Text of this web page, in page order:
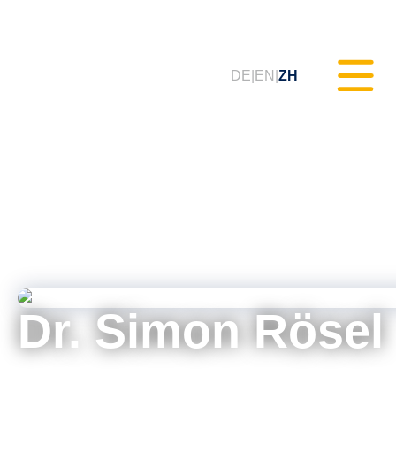
DE EN ZH
ISO 26262合规性（咨询服务）
Dr. Simon Rösel